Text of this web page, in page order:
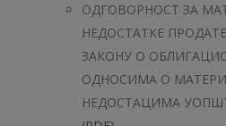
ОДГОВОРНОСТ ЗА
НЕДОСТАТКЕ
ЗАКОНУ О
ОДНОСИМА О
НЕДОСТАЦИМА